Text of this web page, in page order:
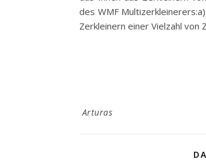
des WMF
Zerkleinern einer Vielzahl
Arturas